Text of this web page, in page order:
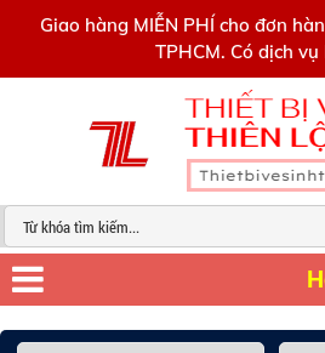
Giao hàng MIỄN PHÍ cho đơn
TPHCM. Có dịch
0909445903